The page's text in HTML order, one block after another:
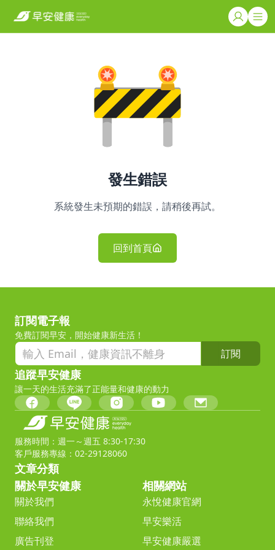
發生錯誤
系統發生未預期的錯誤，請稍後再試。
回到首頁
訂閱電子報
免費訂閱早安，開始健康新生活！
訂閱
追蹤早安健康
讓一天的生活充滿了正能量和健康的動力
服務時間：週一～週五 8:30-17:30
客戶服務專線：02-29128060
文章分類
關於早安健康
關於我們
聯絡我們
廣告刊登
相關網站
永悅健康官網
早安樂活
早安健康嚴選